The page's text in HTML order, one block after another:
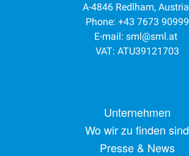
A-4846 Redlham, Austria
Phone: +43 7673 90999
E-mail: sml@sml.at
VAT: ATU39121703
Footer menuUnternehmen
Wo wir zu finden sind
Presse & News